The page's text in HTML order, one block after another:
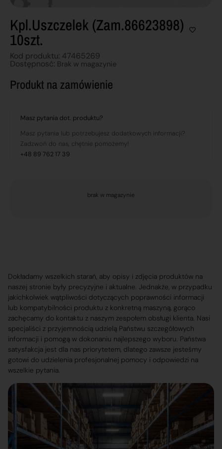
Kpl.uszczelek (zam.86623898)
10szt.
Kod produktu: 47465269
Dostępnosć: Brak w magazynie
Produkt na zamówienie
Masz pytania dot. produktu?
Masz pytania lub potrzebujesz dodatkowych informacji?
Zadzwoń do nas, chętnie pomożemy!
+48 89 762 17 39
brak w magazynie
Dokładamy wszelkich starań, aby opisy i zdjęcia produktów na
naszej stronie były precyzyjne i aktualne. Jednakże, w przypadku
jakichkolwiek wątpliwości dotyczących poprawności informacji
lub kompatybilności produktu z konkretną maszyną, gorąco
zachęcamy do kontaktu z naszym zespołem obsługi klienta. Nasi
specjaliści z przyjemnością udzielą Państwu szczegółowych
informacji i pomogą w dokonaniu najlepszego wyboru. Państwa
satysfakcja jest dla nas priorytetem, dlatego zawsze jesteśmy
gotowi do udzielenia profesjonalnej pomocy i odpowiedzi na
wszelkie pytania.